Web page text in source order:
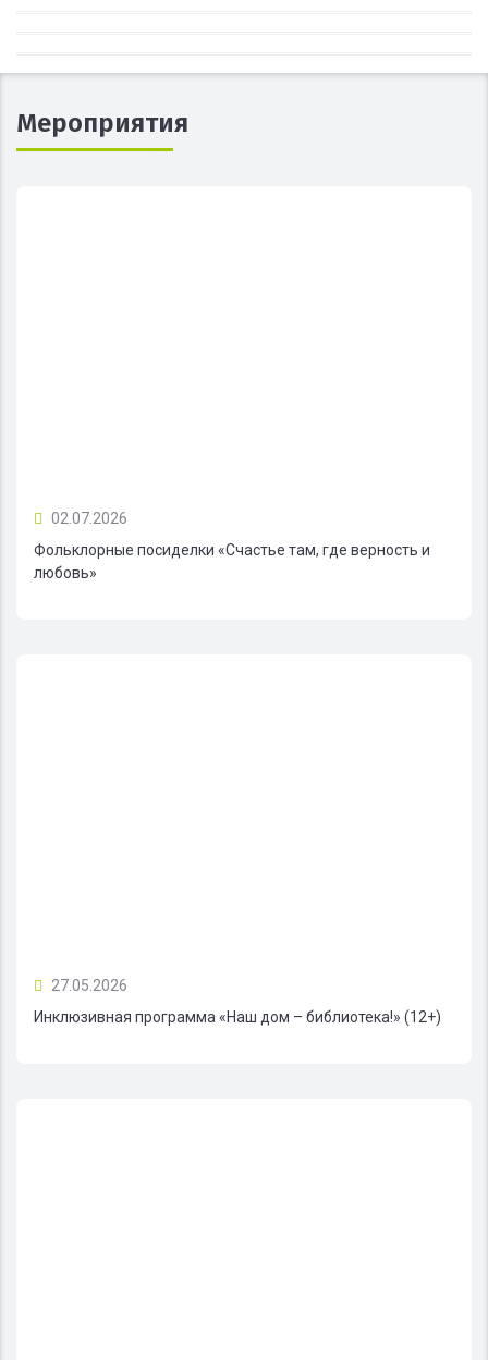
Мероприятия
02.07.2026
Фольклорные посиделки «Счастье там, где верность и
любовь»
27.05.2026
Инклюзивная программа «Наш дом – библиотека!» (12+)